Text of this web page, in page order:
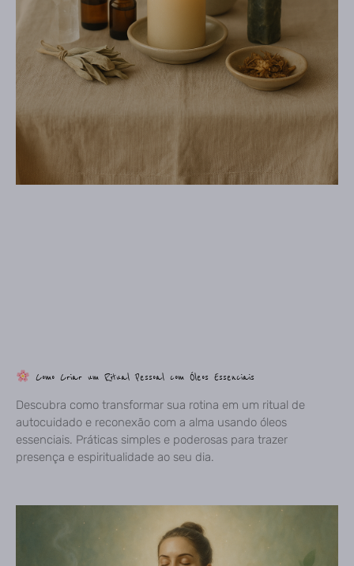
Como Criar um Ritual Pessoal com Óleos Essenciais
Descubra como transformar sua rotina em um ritual de
autocuidado e reconexão com a alma usando óleos
essenciais. Práticas simples e poderosas para trazer
presença e espiritualidade ao seu dia.